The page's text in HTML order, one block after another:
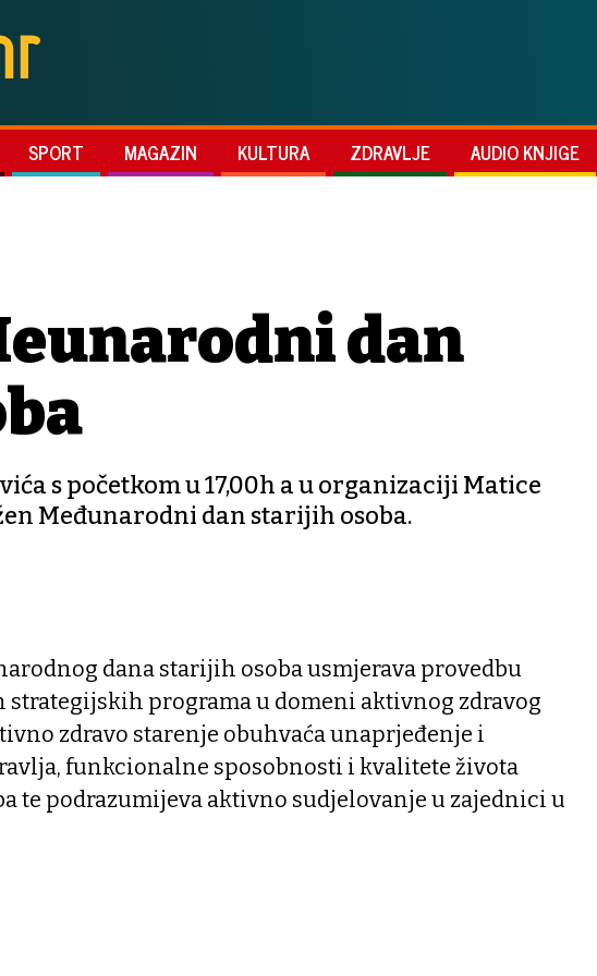
SPORT MAGAZIN KULTURA ZDRAVLJE AUDIO KNJIGE
dan
s početkom u 17,00h a u organizaciji Matice
Međunarodni dan starijih osoba.
dana starijih osoba usmjerava provedbu
programa u domeni aktivnog zdravog
zdravo starenje obuhvaća unaprjeđenje i
funkcionalne sposobnosti i kvalitete života
te podrazumijeva aktivno sudjelovanje u zajednici u